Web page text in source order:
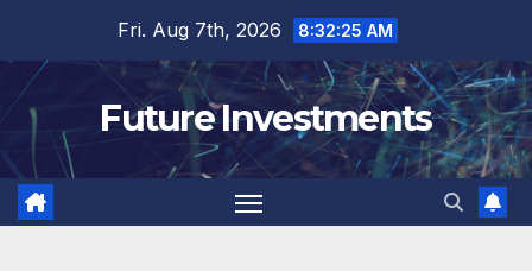
content
Fri. Aug 7th, 2026 8:32:26 AM
Future Investments